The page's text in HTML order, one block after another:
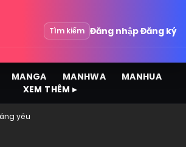
Tìm kiếm Đăng nhậpĐăng ký
MANGA MANHWA
MANHUA
XEM THÊM ▸
yêu